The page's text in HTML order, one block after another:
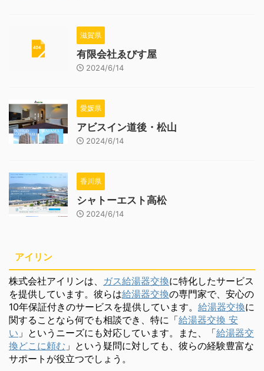
滋賀県
有限会社ゑびす屋
2024/6/14
愛媛県
アビスイン道後・松山
2024/6/14
香川県
シャトーエスト高松
2024/6/14
アイリン
株式会社アイリンは、 ガス給湯器交換に特化したサービス
を提供しています。彼らは給湯器交換の専門家で、安心の
10年保証付きのサービスを提供しています。 給湯器交換に
関することなら何でも相談でき、特に「給湯器交換 安
い 」というニーズにも対応しています。また、「給湯器交
換どこに頼む 」という疑問に対しても、彼らの経験豊富な
サポートが役立つでしょう。